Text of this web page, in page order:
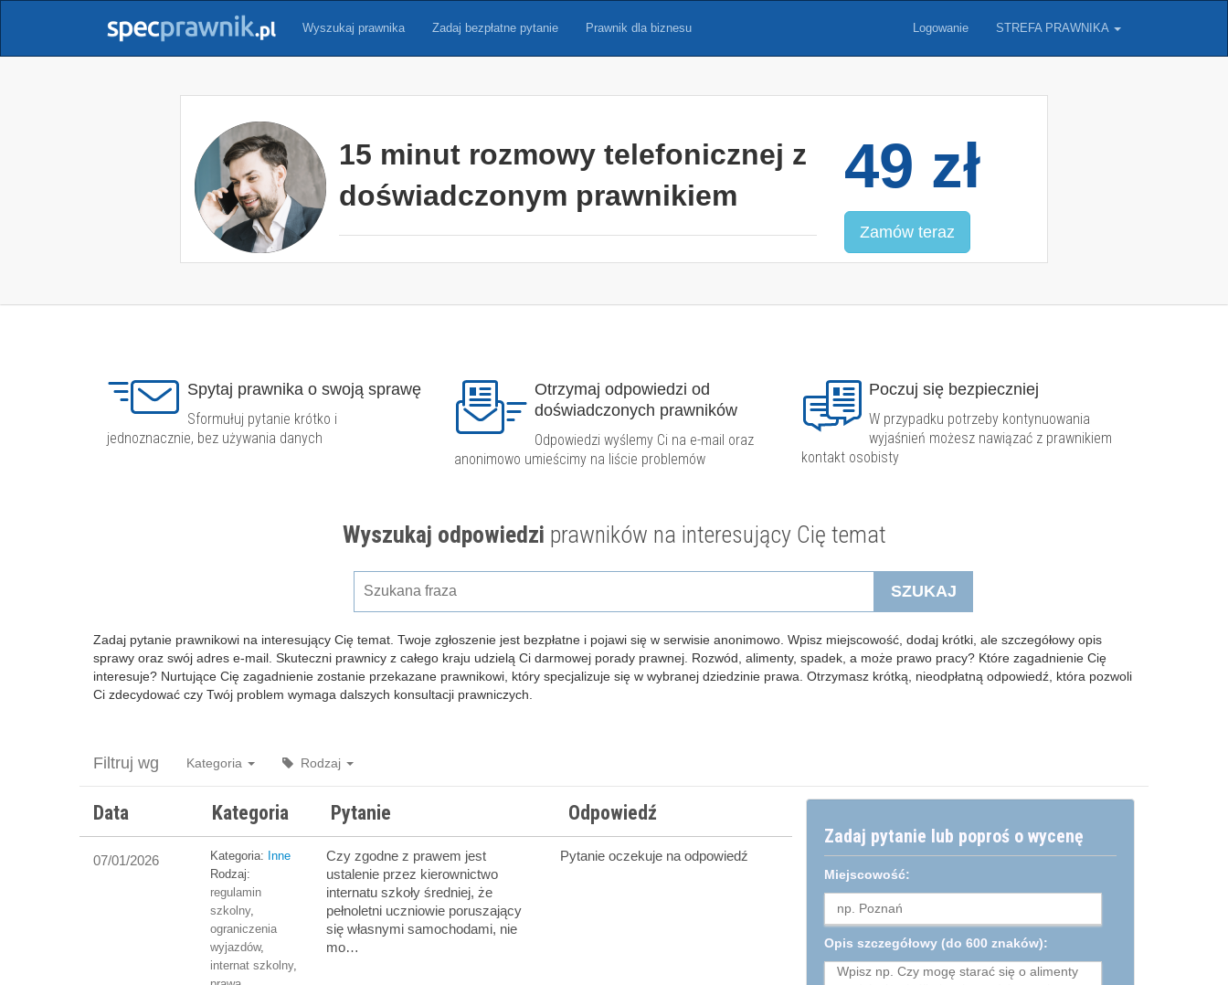
Wyszukaj prawnika Zadaj bezpłatne pytanie Prawnik dla biznesu Logowanie STREFA PRAWNIKA
15 minut rozmowy telefonicznej z
doświadczonym prawnikiem
49 zł
Zamów teraz
Spytaj prawnika o swoją sprawę
Sformułuj pytanie krótko i
jednoznacznie, bez używania danych
Otrzymaj odpowiedzi od
doświadczonych prawników
Odpowiedzi wyślemy Ci na e-mail oraz
anonimowo umieścimy na liście problemów
Poczuj się bezpieczniej
W przypadku potrzeby kontynuowania
wyjaśnień możesz nawiązać z prawnikiem
kontakt osobisty
Wyszukaj odpowiedzi prawników na interesujący Cię temat
SZUKAJ
Zadaj pytanie prawnikowi na interesujący Cię temat. Twoje zgłoszenie jest bezpłatne i pojawi się w serwisie anonimowo. Wpisz miejscowość, dodaj krótki, ale szczegółowy opis
sprawy oraz swój adres e-mail. Skuteczni prawnicy z całego kraju udzielą Ci darmowej porady prawnej. Rozwód, alimenty, spadek, a może prawo pracy? Które zagadnienie Cię
interesuje? Nurtujące Cię zagadnienie zostanie przekazane prawnikowi, który specjalizuje się w wybranej dziedzinie prawa. Otrzymasz krótką, nieodpłatną odpowiedź, która pozwoli
Ci zdecydować czy Twój problem wymaga dalszych konsultacji prawniczych.
Filtruj wg Kategoria Rodzaj
Zadaj pytanie lub poproś o wycenę
Miejscowość:
Opis szczegółowy (do 600 znaków):
Data Kategoria Pytanie Odpowiedź
07/01/2026 Kategoria: Inne
Rodzaj:
regulamin
szkolny,
ograniczenia
wyjazdów,
internat szkolny,
Czy zgodne z prawem jest
ustalenie przez kierownictwo
internatu szkoły średniej, że
pełnoletni uczniowie poruszający
się własnymi samochodami, nie
mo…
Pytanie oczekuje na odpowiedź